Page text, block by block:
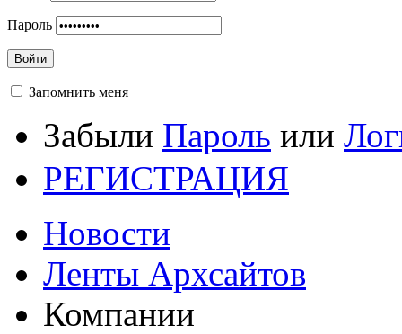
Пароль
Войти
Запомнить меня
Забыли Пароль или
РЕГИСТРАЦИЯ
Новости
Ленты Архсайтов
Компании